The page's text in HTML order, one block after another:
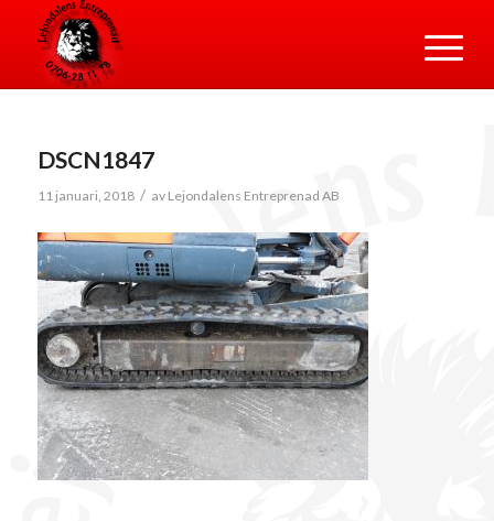
DSCN1847
11 januari, 2018 / av Lejondalens Entreprenad AB